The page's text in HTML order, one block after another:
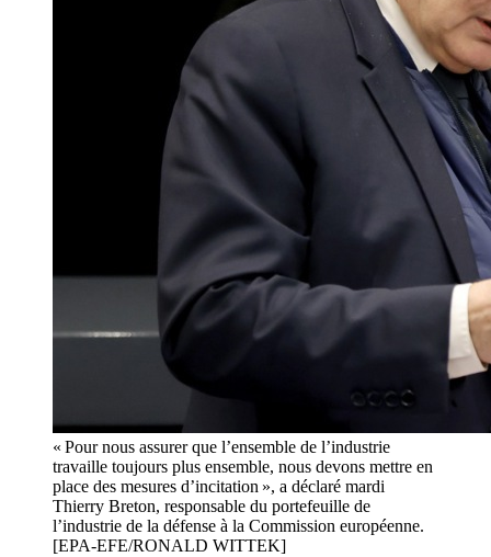
« Pour nous assurer que l’ensemble de l’industrie
travaille toujours plus ensemble, nous devons mettre en
place des mesures d’incitation », a déclaré mardi
Thierry Breton, responsable du portefeuille de
l’industrie de la défense à la Commission européenne.
[EPA-EFE/RONALD WITTEK]